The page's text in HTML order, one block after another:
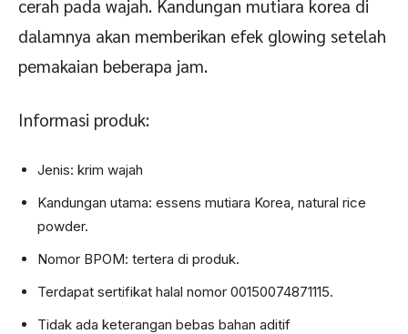
cerah pada wajah. Kandungan mutiara korea di
dalamnya akan memberikan efek glowing setelah
pemakaian beberapa jam.
Informasi produk:
Jenis: krim wajah
Kandungan utama: essens mutiara Korea, natural rice
powder.
Nomor BPOM: tertera di produk.
Terdapat sertifikat halal nomor 00150074871115.
Tidak ada keterangan bebas bahan aditif